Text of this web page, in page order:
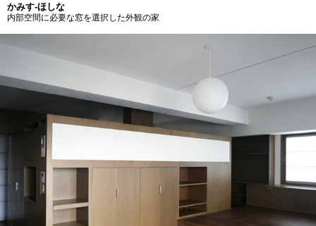
かみす-ほしな
内部空間に必要な窓を選択した外観の家